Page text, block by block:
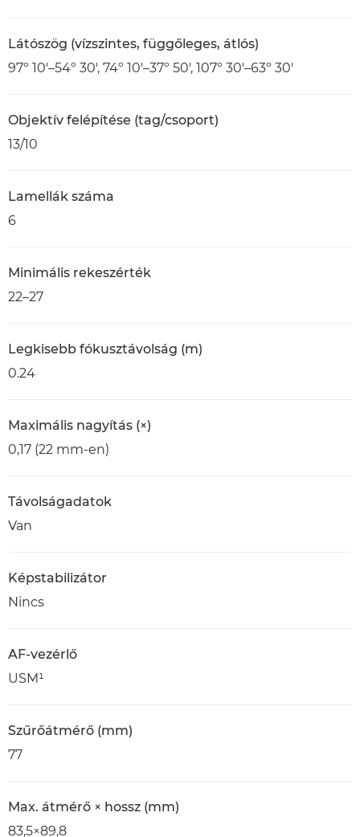
Látószög (vízszintes, függőleges, átlós)
97º 10'–54º 30', 74º 10'–37º 50', 107º 30'–63º 30'
Objektív felépítése (tag/csoport)
13/10
Lamellák száma
6
Minimális rekeszérték
22–27
Legkisebb fókusztávolság (m)
0.24
Maximális nagyítás (×)
0,17 (22 mm-en)
Távolságadatok
Van
Képstabilizátor
Nincs
AF-vezérlő
USM¹
Szűrőátmérő (mm)
77
Max. átmérő × hossz (mm)
83,5×89,8